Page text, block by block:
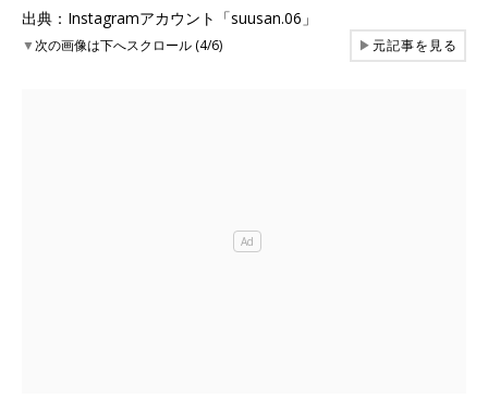
出典：Instagramアカウント「suusan.06」
▼次の画像は下へスクロール (4/6) ▶元記事を見る